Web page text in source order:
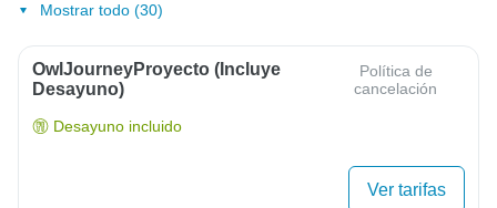
Mostrar todo (30)
OwlJourneyProyecto (Incluye
Desayuno)
Política de
cancelación
Desayuno incluido
Ver tarifas